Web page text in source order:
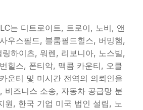
는 디트로이트, 트로이, 노비, 앤
우스필드, 블룸필드힐스, 버밍햄,
링하이츠, 워렌, 리보니아, 노스빌,
힐스, 폰티악, 맥콤 카운티, 오클
운티 및 미시간 전역의 의뢰인을
비즈니스 소송, 자동차 공급망 분
원, 한국 기업 미국 법인 설립, 노